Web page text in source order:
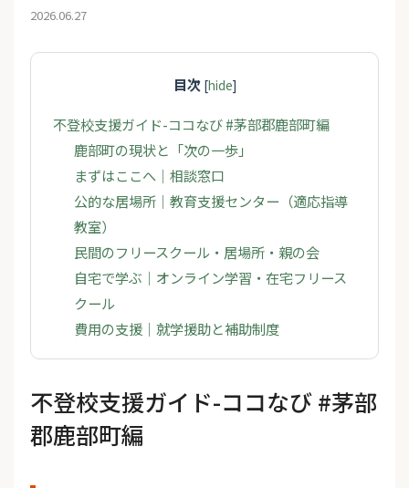
2026.06.27
目次 [hide]
不登校支援ガイド-ココなび #茅部郡鹿部町編
鹿部町の現状と「次の一歩」
まずはここへ｜相談窓口
公的な居場所｜教育支援センター（適応指導
教室）
民間のフリースクール・居場所・親の会
自宅で学ぶ｜オンライン学習・在宅フリース
クール
費用の支援｜就学援助と補助制度
不登校支援ガイド-ココなび #茅部
郡鹿部町編